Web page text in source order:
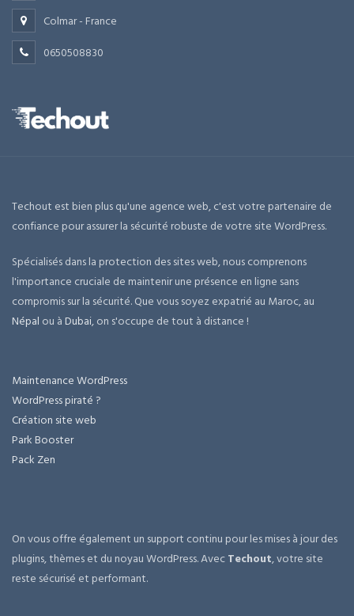
Colmar - France
0650508830
Techout est bien plus qu'une agence web, c'est votre partenaire de
confiance pour assurer la sécurité robuste de votre site WordPress.
Spécialisés dans la protection des sites web, nous comprenons
l'importance cruciale de maintenir une présence en ligne sans
compromis sur la sécurité. Que vous soyez expatrié au Maroc, au
Népal ou àDubai, on s'occupe de tout à distance !
Maintenance WordPress
WordPress piraté ?
Création site web
Park Booster
Pack Zen
On vous offre également un support continu pour les mises à jour des
plugins, thèmes et du noyau WordPress. AvecTechout, votre site
reste sécurisé et performant.